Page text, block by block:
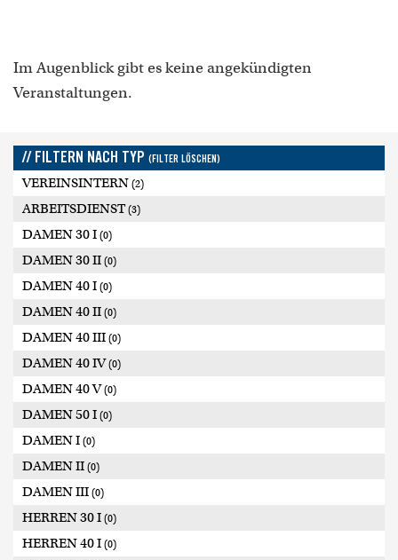
Im Augenblick gibt es keine angekündigten
Veranstaltungen.
// FILTERN NACH TYP (FILTER LÖSCHEN)
VEREINSINTERN (2)
ARBEITSDIENST(3)
DAMEN 30 I (0)
DAMEN 30 II (0)
DAMEN 40 I (0)
DAMEN 40 II (0)
DAMEN 40 III (0)
DAMEN 40 IV(0)
DAMEN 40 V(0)
DAMEN 50 I (0)
DAMEN I (0)
DAMEN II (0)
DAMEN III (0)
HERREN 30 I (0)
HERREN 40 I (0)